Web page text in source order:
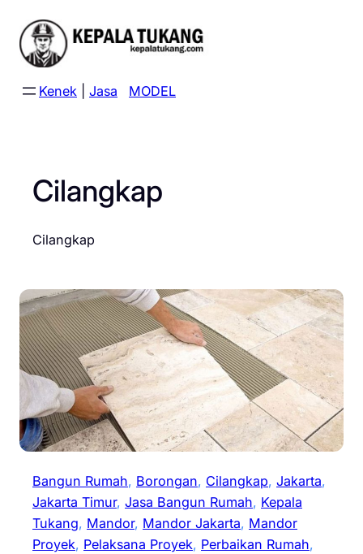
content
Kenek Jasa MODEL
Cilangkap
Cilangkap
Bangun Rumah, Borongan, Cilangkap, Jakarta
Jakarta Timur, Jasa Bangun Rumah, Kepala
Tukang, Mandor, Mandor Jakarta, Mandor
Proyek, Pelaksana Proyek, Perbaikan Rumah